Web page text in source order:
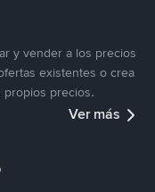
y vender a los precios
existentes o crea
propios precios.
Ver más